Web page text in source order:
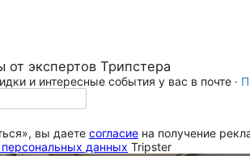
от экспертов Трипстера
и интересные события у вас в почте ·
вы даете согласие на получение
персональных данных Tripster